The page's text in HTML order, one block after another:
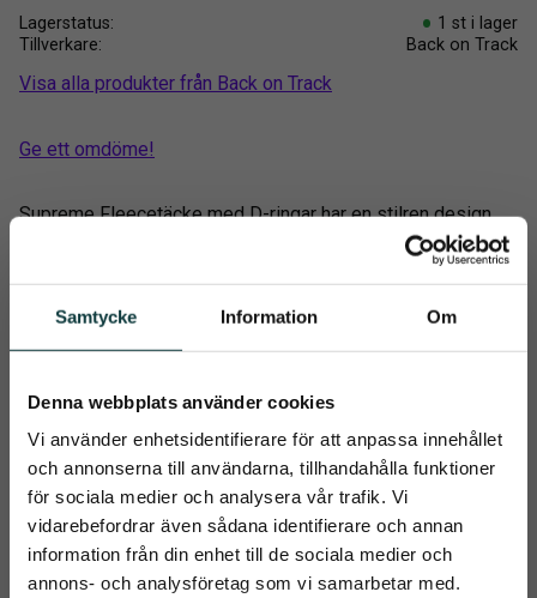
Samtycke Information Om
Denna webbplats använder cookies
Vi använder enhetsidentifierare för att anpassa innehållet
och annonserna till användarna, tillhandahålla funktioner
för sociala medier och analysera vår trafik. Vi
vidarebefordrar även sådana identifierare och annan
information från din enhet till de sociala medier och
annons- och analysföretag som vi samarbetar med.
Lagerstatus
1 st i lager
Tillverkare
Back on Track
Visa alla produkter från Back on Track
Ge ett omdöme!
Supreme Fleecetäcke med D-ringar har en stilren design
med smarta funktioner. Perfekt täcke att använda i stallet,
Welltex®-teknologin gör det dessutom fördelaktigt att
använda före och efter träning eller tävling. Mineralerna i
energi, vilket kan öka blodcirkulationen och därmed stötta
hästens muskler och leder.
Täcket har ett högkvalitativt fuktavledande fleecetyg med
hög andningsförmåga. Rundad kring halsen och förstärkt
med polyester och teddyfleece för att minimera risken för
skav på manken.